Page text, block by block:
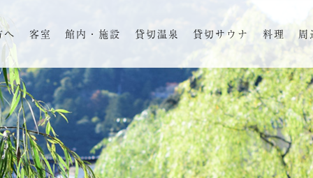
へ 客室 館内・施設 貸切温泉 貸切サウナ 料理 周